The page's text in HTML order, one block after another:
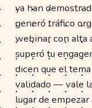
ya han
generó tráfico
webinar con alta
superó tu
dicen que el
validado — vale
lugar de empezar